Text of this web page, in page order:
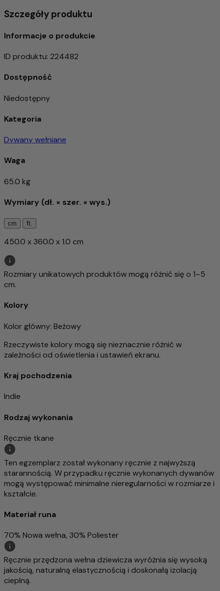
Szczegóły produktu
Informacje o produkcie
ID produktu: 224482
Dostępność
Niedostępny
Kategoria
Dywany wełniane
Waga
65.0 kg
Wymiary (dł. × szer. × wys.)
cm ft.
450.0 x 360.0 x 1.0 cm
Rozmiary unikatowych produktów mogą różnić się o 1–5
cm.
Kolory
Kolor główny: Beżowy
Rzeczywiste kolory mogą się nieznacznie różnić w
zależności od oświetlenia i ustawień ekranu.
Kraj pochodzenia
Indie
Rodzaj wykonania
Ręcznie tkane
Ten egzemplarz został wykonany ręcznie z najwyższą
starannością. W przypadku ręcznie wykonanych dywanów
mogą występować minimalne nieregularności w rozmiarze i
kształcie.
Materiał runa
70% Nowa wełna, 30% Poliester
Ręcznie przędzona wełna dziewicza wyróżnia się wysoką
jakością, naturalną elastycznością i doskonałą izolacją
cieplną.